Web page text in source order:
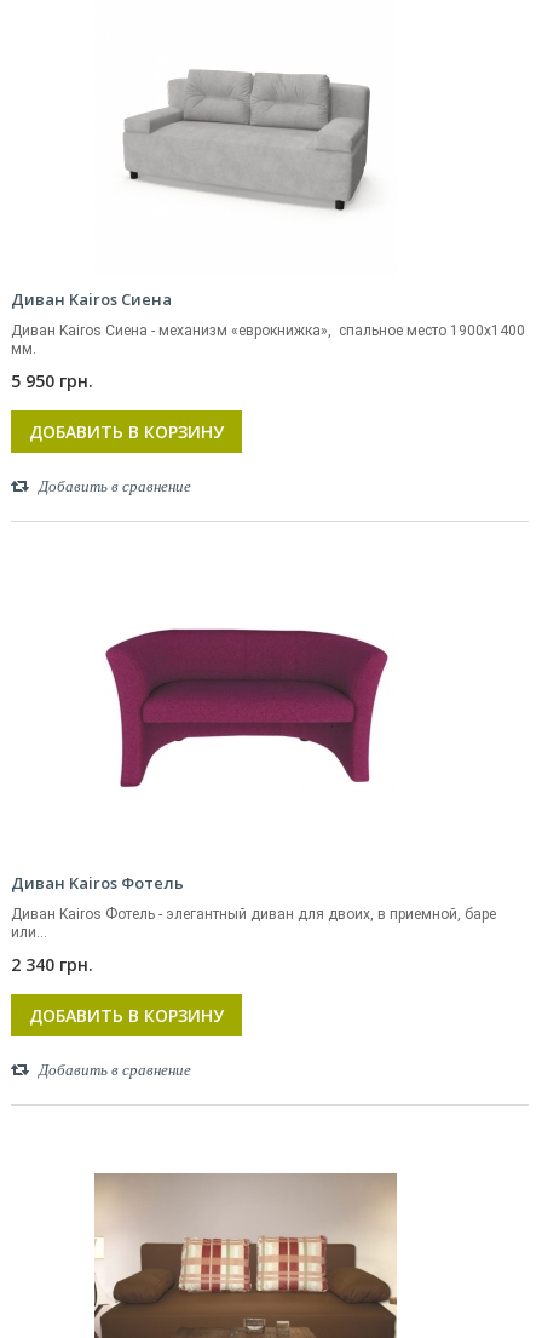
Диван Kairos Сиена
Диван Kairos Сиена - механизм «еврокнижка», спальное место 1900х1400
мм.
5 950 грн.
ДОБАВИТЬ В КОРЗИНУ
Добавить в сравнение
Диван Kairos Фотель
Диван Kairos Фотель - элегантный диван для двоих, в приемной, баре
или...
2 340 грн.
ДОБАВИТЬ В КОРЗИНУ
Добавить в сравнение